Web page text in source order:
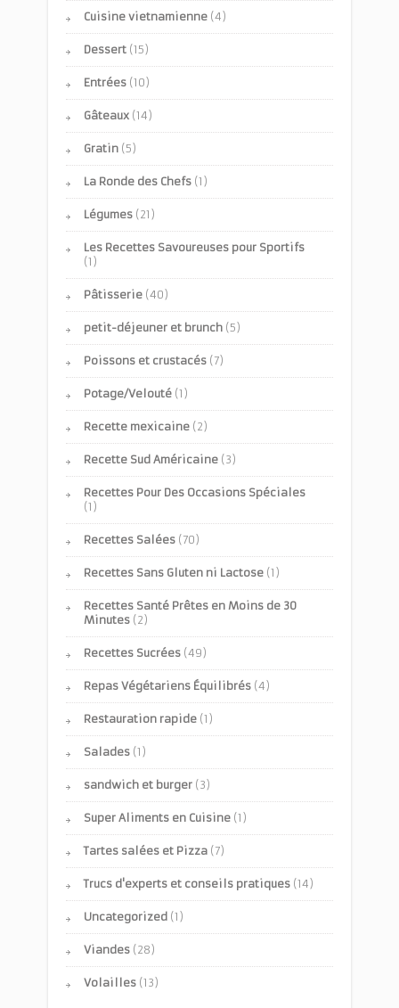
Cuisine vietnamienne (4)
Dessert (15)
Entrées (10)
Gâteaux (14)
Gratin (5)
La Ronde des Chefs (1)
Légumes (21)
Les Recettes Savoureuses pour Sportifs
(1)
Pâtisserie (40)
petit-déjeuner et brunch (5)
Poissons et crustacés (7)
Potage/Velouté (1)
Recette mexicaine (2)
Recette Sud Américaine (3)
Recettes Pour Des Occasions Spéciales
(1)
Recettes Salées (70)
Recettes Sans Gluten ni Lactose (1)
Recettes Santé Prêtes en Moins de 30
Minutes (2)
Recettes Sucrées (49)
Repas Végétariens Équilibrés (4)
Restauration rapide (1)
Salades (1)
sandwich et burger (3)
Super Aliments en Cuisine (1)
Tartes salées et Pizza (7)
Trucs d'experts et conseils pratiques (14)
Uncategorized (1)
Viandes (28)
Volailles (13)